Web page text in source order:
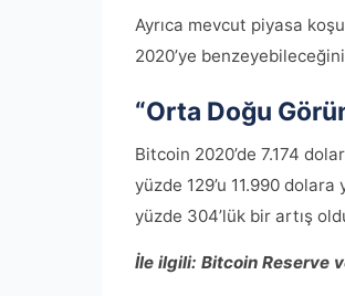
Ayrıca mevcut piyasa
2020’ye
“Orta Doğu
Bitcoin 2020’de 7.174
yüzde 129’u 11.990 dolara
yüzde 304’lük bir artış
İle ilgili: Bitcoin Reserve